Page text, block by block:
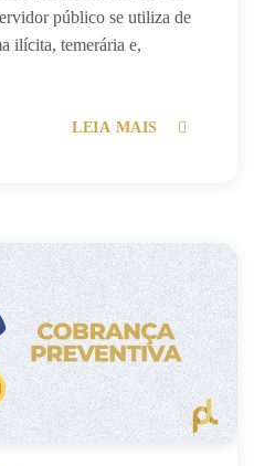
público se utiliza de
ilícita, temerária e,
LEIA MAIS